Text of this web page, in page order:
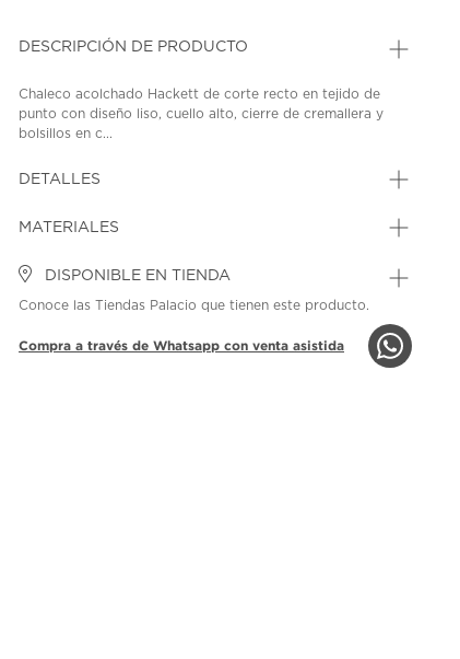
DESCRIPCIÓN DE PRODUCTO
Chaleco acolchado Hackett de corte recto en tejido de
punto con diseño liso, cuello alto, cierre de cremallera y
bolsillos en c...
DETALLES
MATERIALES
DISPONIBLE EN TIENDA
Conoce las Tiendas Palacio que tienen este producto.
Compra a través de Whatsapp con venta asistida